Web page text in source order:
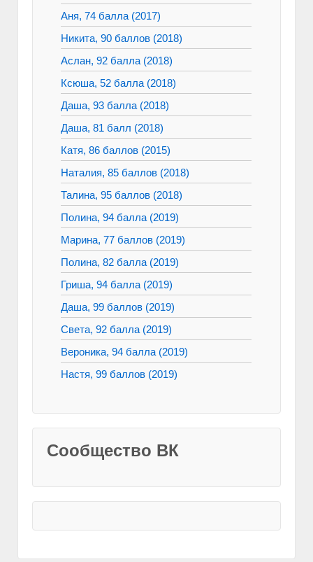
Аня, 74 балла (2017)
Никита, 90 баллов (2018)
Аслан, 92 балла (2018)
Ксюша, 52 балла (2018)
Даша, 93 балла (2018)
Даша, 81 балл (2018)
Катя, 86 баллов (2015)
Наталия, 85 баллов (2018)
Талина, 95 баллов (2018)
Полина, 94 балла (2019)
Марина, 77 баллов (2019)
Полина, 82 балла (2019)
Гриша, 94 балла (2019)
Даша, 99 баллов (2019)
Света, 92 балла (2019)
Вероника, 94 балла (2019)
Настя, 99 баллов (2019)
Сообщество ВК